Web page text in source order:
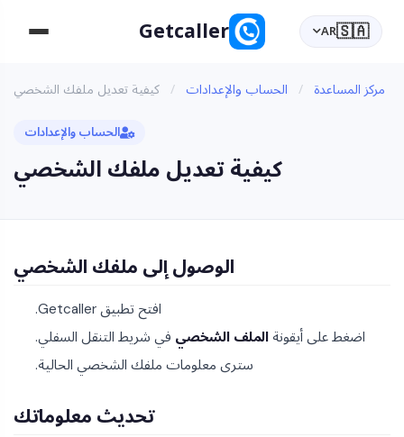
Getcaller 🇸🇦
AR
مركز المساعدة / الحساب والإعدادات / كيفية تعديل ملفك الشخصي
الحساب والإعدادات
كيفية تعديل ملفك الشخصي
الوصول إلى ملفك الشخصي
افتح تطبيق Getcaller.
اضغط على أيقونة الملف الشخصي في شريط التنقل السفلي.
سترى معلومات ملفك الشخصي الحالية.
تحديث معلوماتك